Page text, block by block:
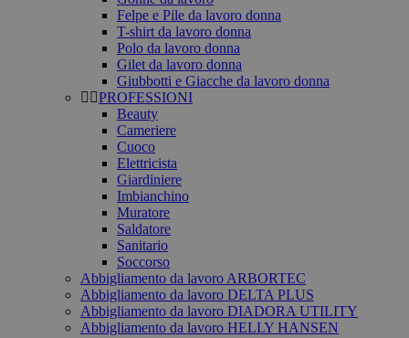
Felpe e Pile da lavoro donna
T-shirt da lavoro donna
Polo da lavoro donna
Gilet da lavoro donna
Giubbotti e Giacche da lavoro donna
PROFESSIONI
Beauty
Cameriere
Cuoco
Elettricista
Giardiniere
Imbianchino
Muratore
Saldatore
Sanitario
Soccorso
Abbigliamento da lavoro ARBORTEC
Abbigliamento da lavoro DELTA PLUS
Abbigliamento da lavoro DIADORA UTILITY
Abbigliamento da lavoro HELLY HANSEN